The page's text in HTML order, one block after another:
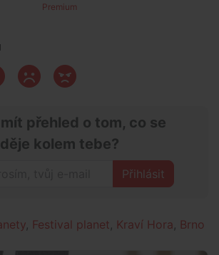
Premium
přehled o tom, co se
děje kolem tebe?
Přihlásit
, Festival planet, Kraví Hora, Brno